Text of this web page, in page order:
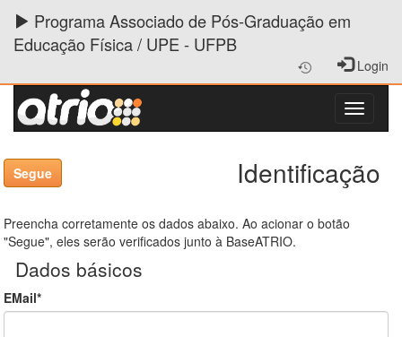
Programa Associado de Pós-Graduação em
Educação Física / UPE - UFPB
Login
Identificação
Preencha corretamente os dados abaixo. Ao acionar o botão
"Segue", eles serão verificados junto à BaseATRIO.
Dados básicos
EMail*